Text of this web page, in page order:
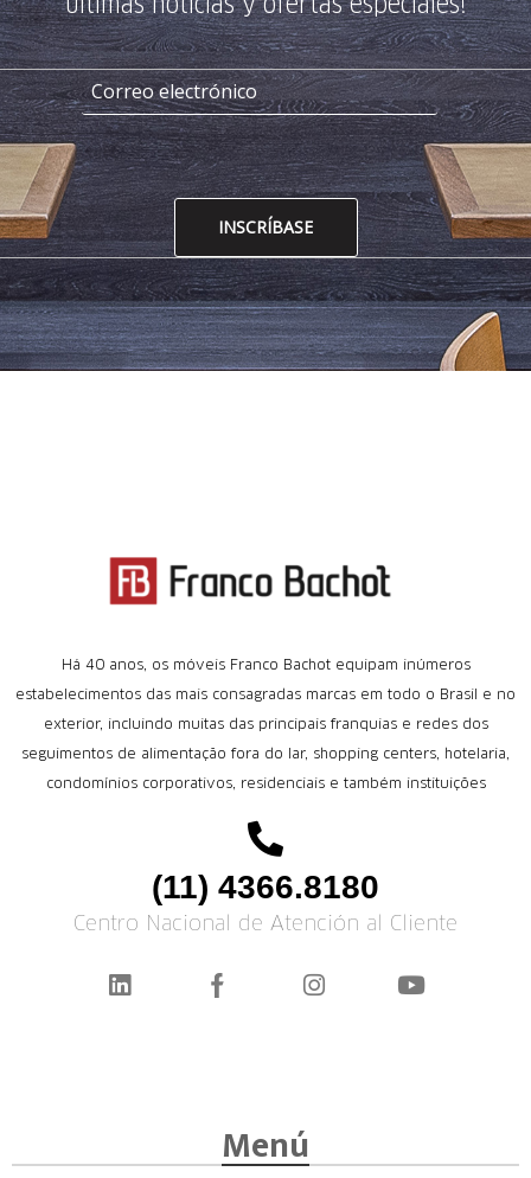
INSCRÍBASE
Há 40 anos, os móveis Franco Bachot equipam inúmeros
estabelecimentos das mais consagradas marcas em todo o Brasil e no
exterior, incluindo muitas das principais franquias e redes dos
seguimentos de alimentação fora do lar, shopping centers, hotelaria,
condomínios corporativos, residenciais e também instituições
(11) 4366.8180
Centro Nacional de Atención al Cliente
Menú